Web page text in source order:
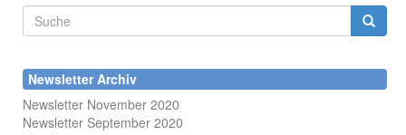
Suchformular
Newsletter Archiv
Newsletter November 2020
Newsletter September 2020